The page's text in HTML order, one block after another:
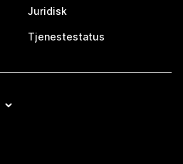
Juridisk
Tjenestestatus